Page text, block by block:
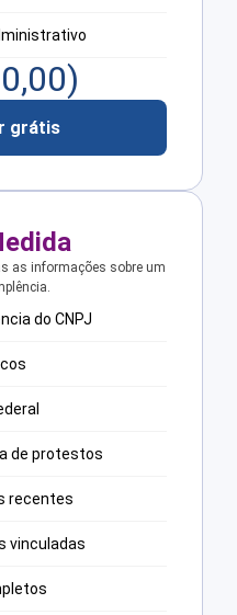
0,00)
grátis
as informações sobre um
do CNPJ
de protestos
recentes
vinculadas